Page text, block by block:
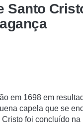
Santo
em 1698 em
capela que se
foi concluído na